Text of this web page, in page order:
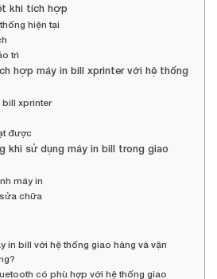
khi tích hợp
hiện tại
trì
hợp máy in bill xprinter với hệ thống
bill xprinter
được
khi sử dụng máy in bill trong giao
máy in
chữa
in bill với hệ thống giao hàng và vận
có phù hợp với hệ thống giao